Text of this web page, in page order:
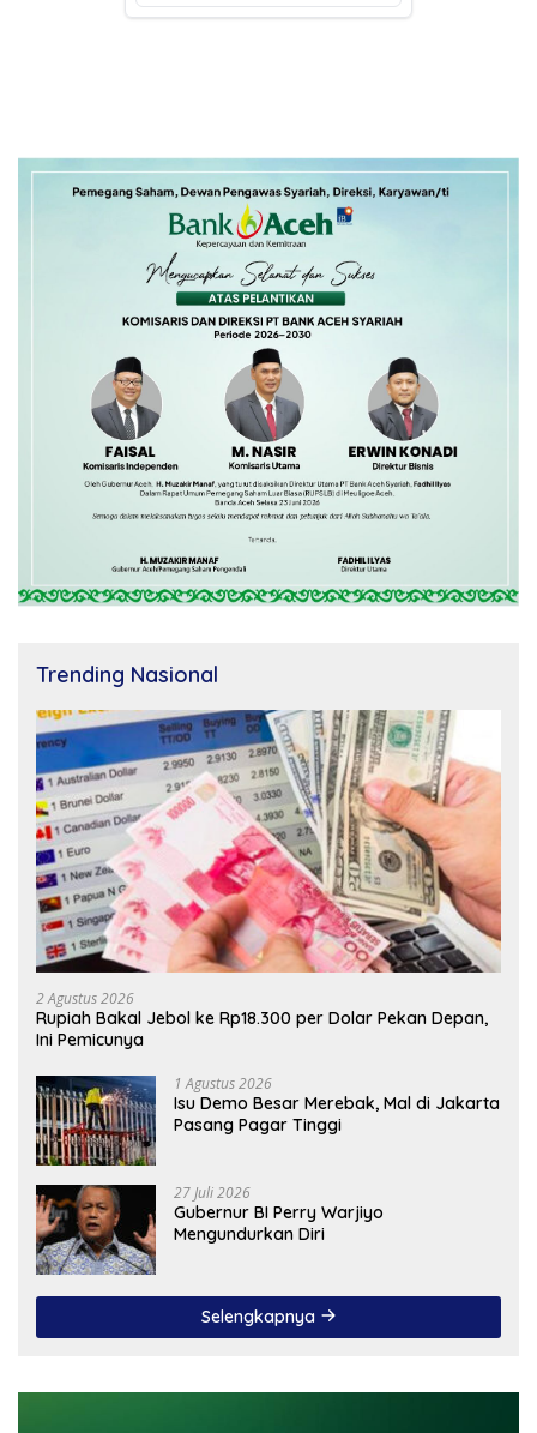
Trending Nasional
2 Agustus 2026
Rupiah Bakal Jebol ke Rp18.300 per Dolar Pekan Depan,
Ini Pemicunya
1 Agustus 2026
Isu Demo Besar Merebak, Mal di Jakarta
Pasang Pagar Tinggi
27 Juli 2026
Gubernur BI Perry Warjiyo
Mengundurkan Diri
Selengkapnya